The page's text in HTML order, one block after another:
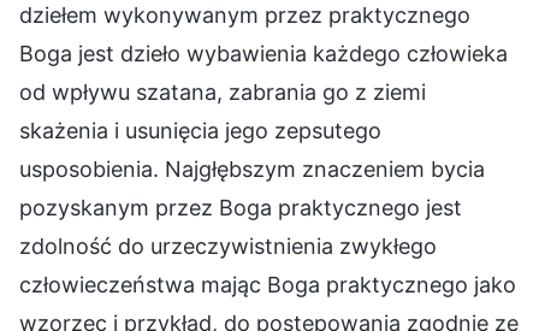
dziełem wykonywanym przez praktycznego
Boga jest dzieło wybawienia każdego człowieka
od wpływu szatana, zabrania go z ziemi
skażenia i usunięcia jego zepsutego
usposobienia. Najgłębszym znaczeniem bycia
pozyskanym przez Boga praktycznego jest
zdolność do urzeczywistnienia zwykłego
człowieczeństwa mając Boga praktycznego jako
wzorzec i przykład, do postępowania zgodnie ze